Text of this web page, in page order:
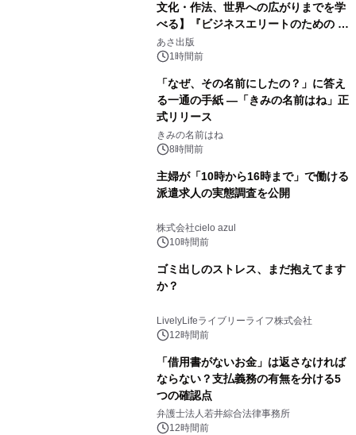
文化・作法、世界への広がりまでを学
べる】『ビジネスエリートのための 教
養としての蕎麦』2026年8月25日
（火）発売
あさ出版
1時間前
「なぜ、その名前にしたの？」に答え
る一通の手紙 ―「きみの名前はね」正
式リリース
きみの名前はね
8時間前
主婦が「10時から16時まで」で働ける
派遣求人の実態調査を公開
株式会社cielo azul
10時間前
ゴミ出しのストレス、まだ抱えてます
か？
LivelyLifeライブリーライフ株式会社
12時間前
「借用書がないお金」は返さなければ
ならない？支払義務の有無を分ける5
つの確認点
弁護士法人若井綜合法律事務所
12時間前